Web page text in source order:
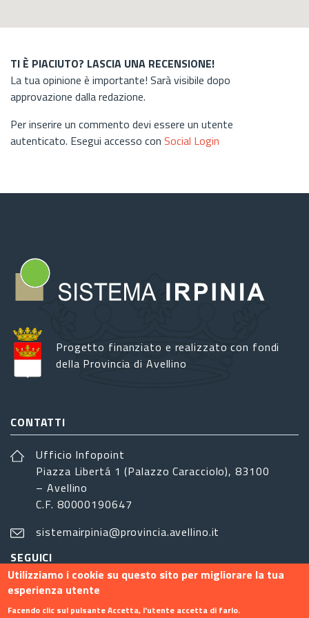
TI È PIACIUTO? LASCIA UNA RECENSIONE!
La tua opinione è importante! Sarà visibile dopo
approvazione dalla redazione.
Per inserire un commento devi essere un utente
autenticato. Esegui accesso con Social Login
Progetto finanziato e realizzato con fondi
della Provincia di Avellino
CONTATTI
Ufficio Infopoint
Piazza Libertá 1 (Palazzo Caracciolo), 83100
– Avellino
C.F. 80000190647
sistemairpinia@provincia.avellino.it
SEGUICI
Utilizziamo i cookie su questo sito per migliorare la tua
esperienza utente
Facendo clic sul pulsante Accetta, l'utente accetta di farlo.